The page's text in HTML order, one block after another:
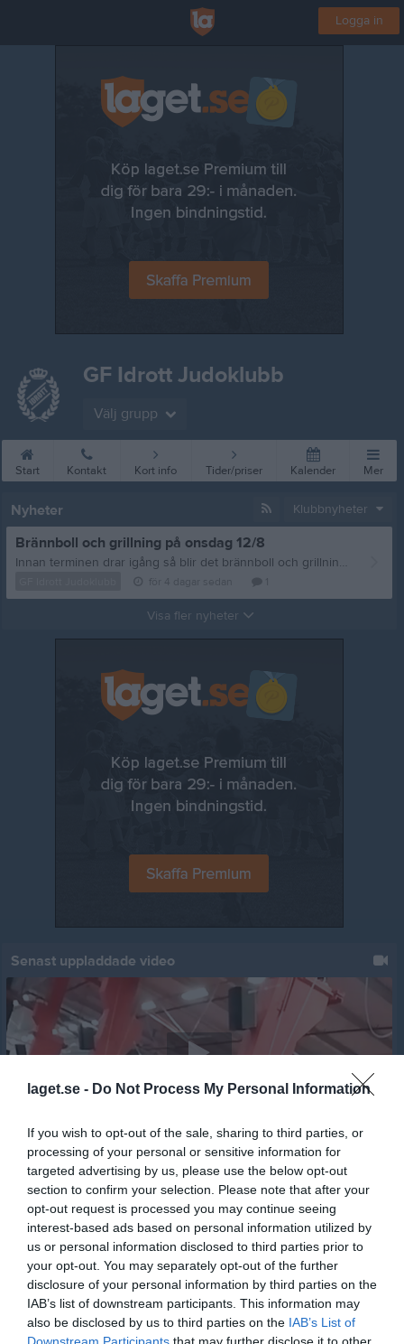
laget.se - Do Not Process My Personal Information
If you wish to opt-out of the sale, sharing to third parties, or
processing of your personal or sensitive information for
targeted advertising by us, please use the below opt-out
section to confirm your selection. Please note that after your
opt-out request is processed you may continue seeing
interest-based ads based on personal information utilized by
us or personal information disclosed to third parties prior to
your opt-out. You may separately opt-out of the further
disclosure of your personal information by third parties on the
IAB’s list of downstream participants. This information may
also be disclosed by us to third parties on the IAB’s List of
Logga in
GF Idrott Judoklubb
Välj grupp
Start Kontakt Kort info Tider/priser Kalender Mer
Nyheter Klubbnyheter
Brännboll och grillning på onsdag 12/8
Innan terminen drar igång så blir det brännboll och grillning, vi sammlas på onsdag 12/8 vid Storan 18:00. Frågor eller matpreferenser? Mejla: styrelsen@gfidrottjudoklubb.se /tränarna
Visa fler nyheter
Senast uppladdade video
Jumpyard 2019 - 11
Senast uppdaterade album
Familjeträning 8/10-2022
6 bilder